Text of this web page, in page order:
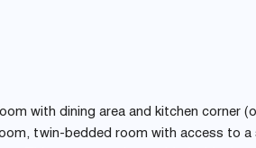
with dining area and kitchen corner
twin-bedded room with access to